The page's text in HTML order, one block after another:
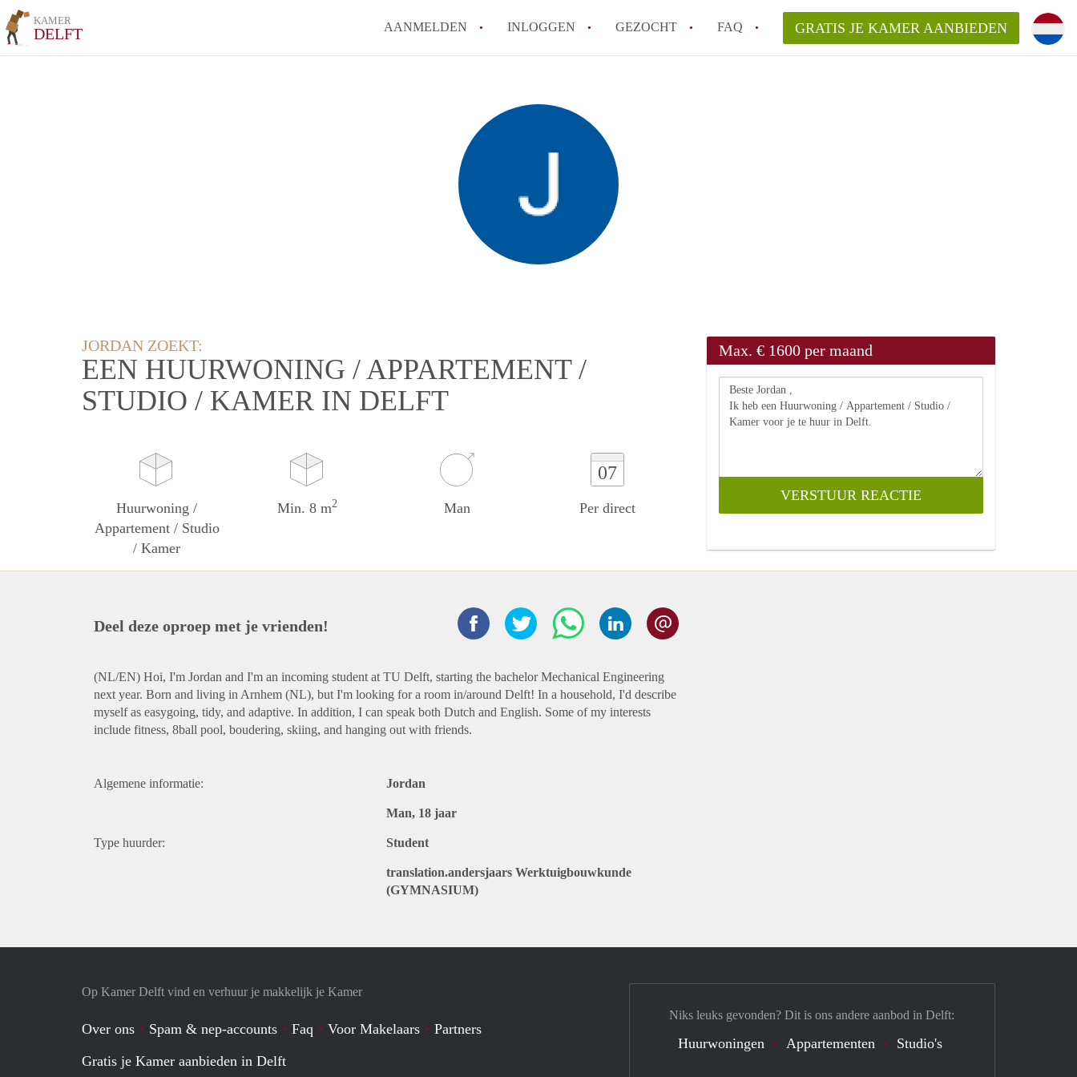
KAMER
DELFT AANMELDEN INLOGGEN GEZOCHT FAQ
Wat is de privacyverklaring van KamerDelft?
Berekent Kamer-Delft makelaarsvergoeding/bemiddelingsvergoeding?
Is KamerDelft verantwoordelijk voor de aangeboden Kamer / Kamers in
Alle veelgestelde vragen
GRATIS JE KAMER AANBIEDEN
JORDAN ZOEKT:
EEN HUURWONING / APPARTEMENT /
STUDIO / KAMER IN DELFT
Huurwoning /
Appartement / Studio
/ Kamer
Min. 8 m2 Man
07
Per direct
Max. € 1600 per maand
Deel deze oproep met je vrienden!
(NL/EN) Hoi, I'm Jordan and I'm an incoming student at TU Delft, starting the bachelor Mechanical Engineering
next year. Born and living in Arnhem (NL), but I'm looking for a room in/around Delft! In a household, I'd describe
myself as easygoing, tidy, and adaptive. In addition, I can speak both Dutch and English. Some of my interests
include fitness, 8ball pool, boudering, skiing, and hanging out with friends.
Algemene informatie: Jordan
Man, 18 jaar
Type huurder: Student
translation.andersjaars Werktuigbouwkunde
(GYMNASIUM)
Op Kamer Delft vind en verhuur je makkelijk je Kamer
Over ons Spam & nep-accounts Faq Voor Makelaars
Partners
Gratis je Kamer aanbieden in Delft
Niks leuks gevonden? Dit is ons andere aanbod in Delft:
Huurwoningen Appartementen Studio's